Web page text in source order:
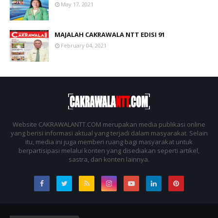
May 17, 2021
MAJALAH CAKRAWALA NTT EDISI 91
February 04, 2021
Website CAKRAWALANTT.COM merupakan media publikasi online
yang berisi informasi aktual yang terjadi dalam masyarakat. Selain
itu, media ini juga memberi ruang bagi masyarakat untuk
berpartisipasi melalui konten yang disediakan seperti artikel,
sastra, dan konten lainnya.